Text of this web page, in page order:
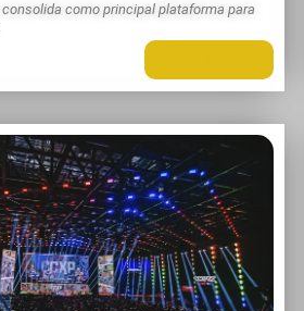
consolida como principal plataforma para